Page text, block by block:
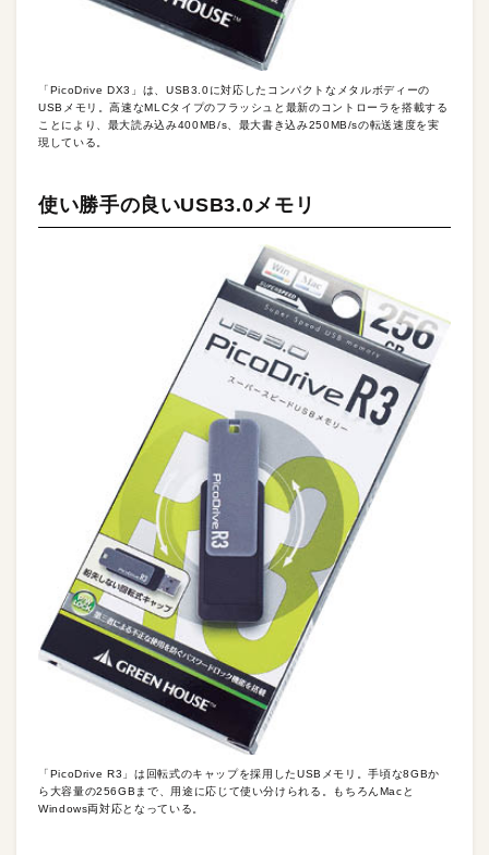
「PicoDrive DX3」は、USB3.0に対応したコンパクトなメタルボディーの
USBメモリ。高速なMLCタイプのフラッシュと最新のコントローラを搭載する
ことにより、最大読み込み400MB/s、最大書き込み250MB/sの転送速度を実
現している。
使い勝手の良いUSB3.0メモリ
「PicoDrive R3」は回転式のキャップを採用したUSBメモリ。手頃な8GBか
ら大容量の256GBまで、用途に応じて使い分けられる。もちろんMacと
Windows両対応となっている。